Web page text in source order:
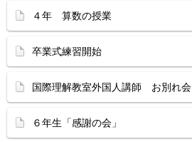
４年 算数の授業
卒業式練習開始
国際理解教室外国人講師 お別れ会
６年生「感謝の会」